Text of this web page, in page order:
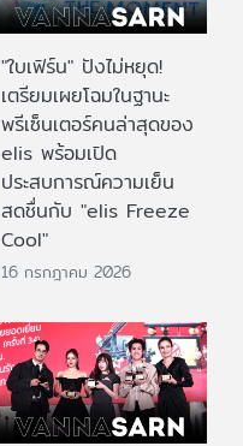
"ใบเฟิร์น" ปังไม่หยุด!
เตรียมเผยโฉมในฐานะ
พรีเซ็นเตอร์คนล่าสุดของ
elis พร้อมเปิด
ประสบการณ์ความเย็น
สดชื่นกับ "elis Freeze
Cool"
16 กรกฎาคม 2026